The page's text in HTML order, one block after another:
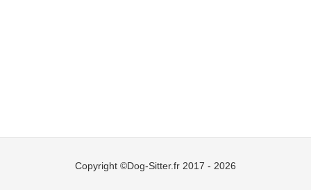
Copyright ©Dog-Sitter.fr 2017 - 2026